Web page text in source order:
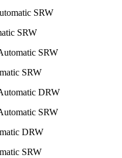
SRW
SRW
SRW
SRW
DRW
SRW
DRW
SRW